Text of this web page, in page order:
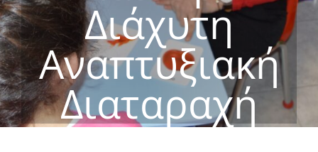
Διάχυτη
Αναπτυξιακή
Διαταραχή